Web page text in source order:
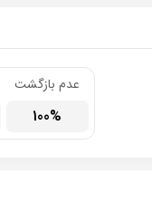
عدم بازگشت
100